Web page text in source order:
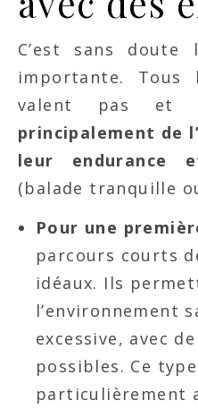
C’est sans
importante. Tous
valent pas et
principalement de
leur endurance
(balade tranquille
Pour une
parcours courts
idéaux. Ils
l’environnement
excessive, avec
possibles. Ce
particulièrement